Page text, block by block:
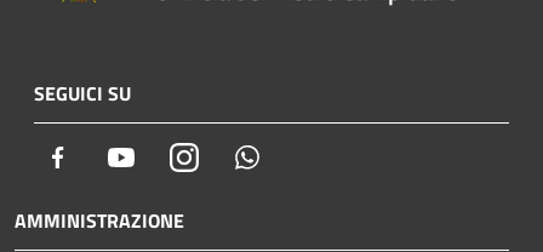
SEGUICI SU
Facebook YoutubeInstagram
AMMINISTRAZIONE